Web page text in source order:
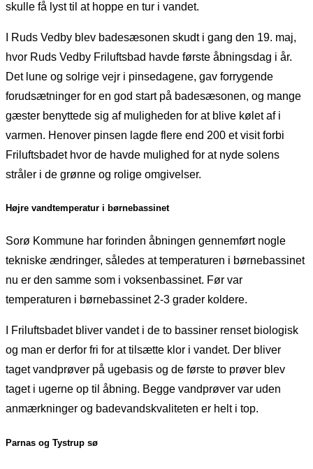
skulle få lyst til at hoppe en tur i vandet.
I Ruds Vedby blev badesæsonen skudt i gang den 19. maj,
hvor Ruds Vedby Friluftsbad havde første åbningsdag i år.
Det lune og solrige vejr i pinsedagene, gav forrygende
forudsætninger for en god start på badesæsonen, og mange
gæster benyttede sig af muligheden for at blive kølet af i
varmen. Henover pinsen lagde flere end 200 et visit forbi
Friluftsbadet hvor de havde mulighed for at nyde solens
stråler i de grønne og rolige omgivelser.
Højre vandtemperatur i børnebassinet
Sorø Kommune har forinden åbningen gennemført nogle
tekniske ændringer, således at temperaturen i børnebassinet
nu er den samme som i voksenbassinet. Før var
temperaturen i børnebassinet 2-3 grader koldere.
I Friluftsbadet bliver vandet i de to bassiner renset biologisk
og man er derfor fri for at tilsætte klor i vandet. Der bliver
taget vandprøver på ugebasis og de første to prøver blev
taget i ugerne op til åbning. Begge vandprøver var uden
anmærkninger og badevandskvaliteten er helt i top.
Parnas og Tystrup sø